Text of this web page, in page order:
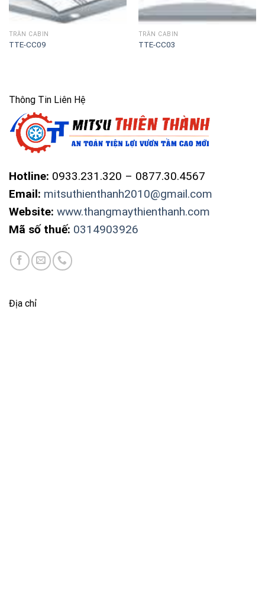
TRẦN CABIN
TTE-CC09
TRẦN CABIN
TTE-CC03
Thông Tin Liên Hệ
Hotline: 0933.231.320 – 0877.30.4567
Email: mitsuthienthanh2010@gmail.com
Website: www.thangmaythienthanh.com
Mã số thuế: 0314903926
Địa chỉ